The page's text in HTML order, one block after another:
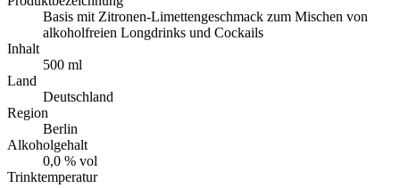
Basis mit Zitronen-Limettengeschmack zum Mischen von
alkoholfreien Longdrinks und Cockails
Inhalt
500 ml
Land
Deutschland
Region
Berlin
Alkoholgehalt
0,0 % vol
Trinktemperatur